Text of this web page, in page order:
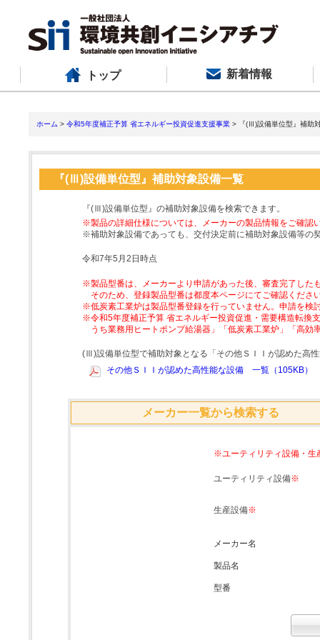
トップ 新着情報
ホーム > 令和5年度補正予算 省エネルギー投資促進支援事業 > 『(Ⅲ)設備単位型』補助
『(Ⅲ)設備単位型』補助対象設備一覧
『(Ⅲ)設備単位型』の補助対象設備を検索できます。
※製品の詳細仕様については、メーカーの製品情報をご確認
※補助対象設備であっても、交付決定前に補助対象設備等の
令和7年5月2日時点
※製品型番は、メーカーより申請があった後、審査完了した
そのため、登録製品型番は都度本ページにてご確認くださ
※低炭素工業炉は製品型番登録を行っていません。申請を検
※令和5年度補正予算 省エネルギー投資促進・需要構造転換
うち業務用ヒートポンプ給湯器」「低炭素工業炉」「高
(Ⅲ)設備単位型で補助対象となる「その他ＳＩＩが認めた高
その他ＳＩＩが認めた高性能な設備 一覧（105KB）
メーカー一覧から検索する
※ユーティリティ設備・生
ユーティリティ設備※
生産設備※
メーカー名
製品名
型番